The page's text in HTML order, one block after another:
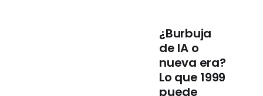
¿Burbuja
de IA o
nueva era?
Lo que 1999
puede